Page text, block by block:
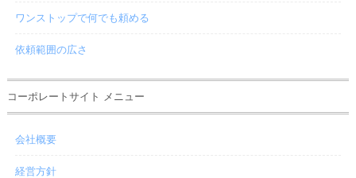
ワンストップで何でも頼める
依頼範囲の広さ
コーポレートサイト メニュー
会社概要
経営方針